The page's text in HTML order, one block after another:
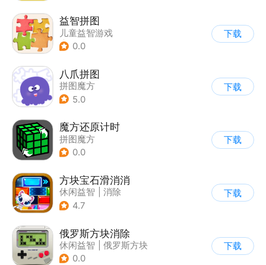
益智拼图
儿童益智游戏
| 拼图魔方
0.0
下载
八爪拼图
拼图魔方
5.0
下载
魔方还原计时
拼图魔方
0.0
下载
方块宝石滑消消
休闲益智
消除
4.7
下载
俄罗斯方块消除
休闲益智
俄罗斯方块
| 消除
0.0
下载